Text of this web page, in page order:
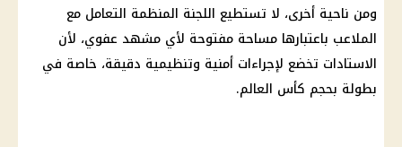
ومن ناحية أخرى، لا تستطيع اللجنة المنظمة التعامل مع
الملاعب باعتبارها مساحة مفتوحة لأي مشهد عفوي، لأن
الاستادات تخضع لإجراءات أمنية وتنظيمية دقيقة، خاصة في
بطولة بحجم كأس العالم.